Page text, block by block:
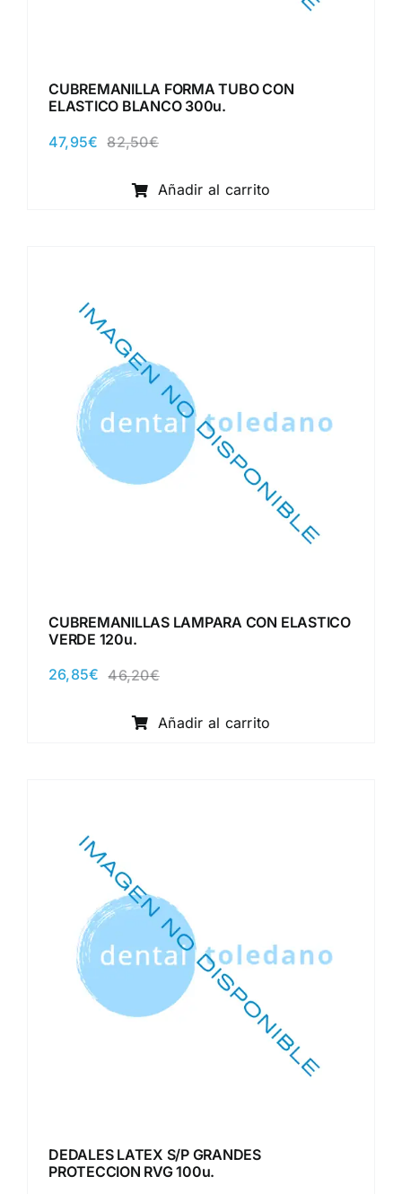
CUBREMANILLA FORMA TUBO CON
ELASTICO BLANCO 300u.
82,50€El
original
era:
47,95€
El
actual
es:
Añadir al carrito
CUBREMANILLAS LAMPARA CON ELASTICO
VERDE 120u.
46,20€El
original
era:
26,85€
El
actual
es:
Añadir al carrito
DEDALES LATEX S/P GRANDES
PROTECCION RVG 100u.